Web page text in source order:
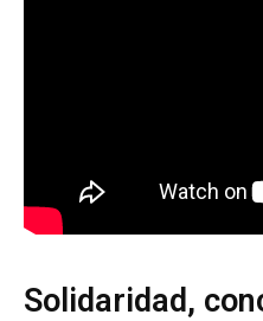
Solidaridad,